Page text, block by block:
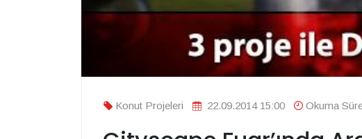
Konut Projeleri 22.09.2014 15:00 Okuma